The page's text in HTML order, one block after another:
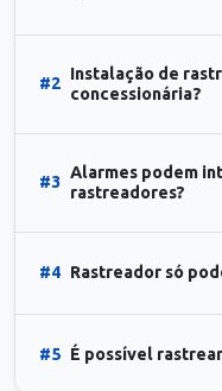
#2
Instalação de
concessionária?
#3
Alarmes podem
rastreadores?
#4 Rastreador só
#5 É possível